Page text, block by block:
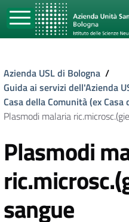
Azienda USL di Bologna /
Guida ai servizi dell'Azienda
Casa della Comunità (ex Casa
Plasmodi malaria
Plasmodi
sangue